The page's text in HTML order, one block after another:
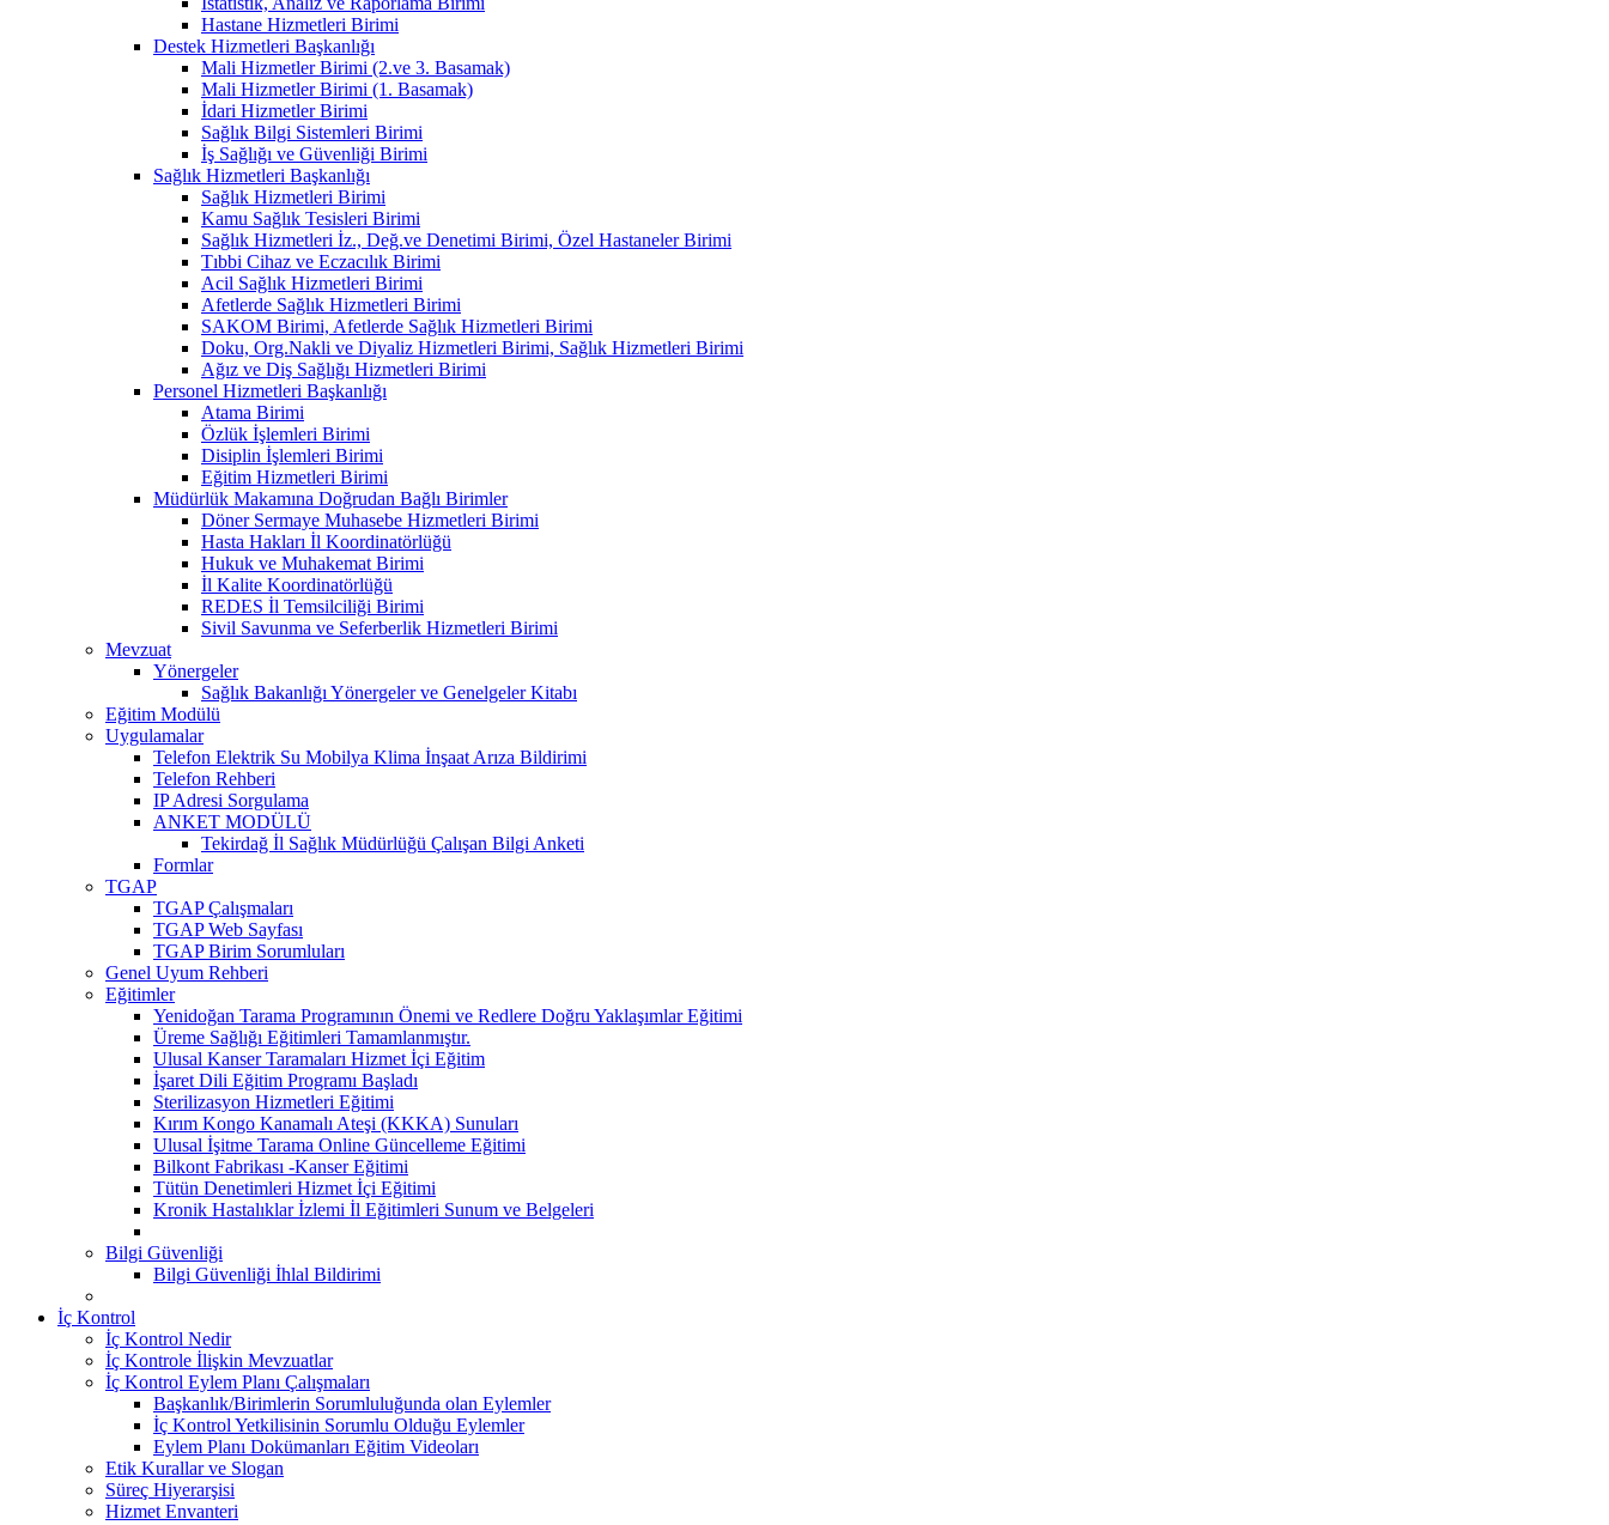
Hastane Hizmetleri Birimi
Destek Hizmetleri Başkanlığı
Mali Hizmetler Birimi (2.ve 3. Basamak)
Mali Hizmetler Birimi (1. Basamak)
İdari Hizmetler Birimi
Sağlık Bilgi Sistemleri Birimi
İş Sağlığı ve Güvenliği Birimi
Sağlık Hizmetleri Başkanlığı
Sağlık Hizmetleri Birimi
Kamu Sağlık Tesisleri Birimi
Sağlık Hizmetleri İz., Değ.ve Denetimi Birimi, Özel Hastaneler Birimi
Tıbbi Cihaz ve Eczacılık Birimi
Acil Sağlık Hizmetleri Birimi
Afetlerde Sağlık Hizmetleri Birimi
SAKOM Birimi, Afetlerde Sağlık Hizmetleri Birimi
Doku, Org.Nakli ve Diyaliz Hizmetleri Birimi, Sağlık Hizmetleri Birimi
Ağız ve Diş Sağlığı Hizmetleri Birimi
Personel Hizmetleri Başkanlığı
Atama Birimi
Özlük İşlemleri Birimi
Disiplin İşlemleri Birimi
Eğitim Hizmetleri Birimi
Müdürlük Makamına Doğrudan Bağlı Birimler
Döner Sermaye Muhasebe Hizmetleri Birimi
Hasta Hakları İl Koordinatörlüğü
Hukuk ve Muhakemat Birimi
İl Kalite Koordinatörlüğü
REDES İl Temsilciliği Birimi
Sivil Savunma ve Seferberlik Hizmetleri Birimi
Mevzuat
Yönergeler
Sağlık Bakanlığı Yönergeler ve Genelgeler Kitabı
Eğitim Modülü
Uygulamalar
Telefon Elektrik Su Mobilya Klima İnşaat Arıza Bildirimi
Telefon Rehberi
IP Adresi Sorgulama
ANKET MODÜLÜ
Tekirdağ İl Sağlık Müdürlüğü Çalışan Bilgi Anketi
Formlar
TGAP
TGAP Çalışmaları
TGAP Web Sayfası
TGAP Birim Sorumluları
Genel Uyum Rehberi
Eğitimler
Yenidoğan Tarama Programının Önemi ve Redlere Doğru Yaklaşımlar Eğitimi
Üreme Sağlığı Eğitimleri Tamamlanmıştır.
Ulusal Kanser Taramaları Hizmet İçi Eğitim
İşaret Dili Eğitim Programı Başladı
Sterilizasyon Hizmetleri Eğitimi
Kırım Kongo Kanamalı Ateşi (KKKA) Sunuları
Ulusal İşitme Tarama Online Güncelleme Eğitimi
Bilkont Fabrikası -Kanser Eğitimi
Tütün Denetimleri Hizmet İçi Eğitimi
Kronik Hastalıklar İzlemi İl Eğitimleri Sunum ve Belgeleri
Bilgi Güvenliği
Bilgi Güvenliği İhlal Bildirimi
İç Kontrol
İç Kontrol Nedir
İç Kontrole İlişkin Mevzuatlar
İç Kontrol Eylem Planı Çalışmaları
Başkanlık/Birimlerin Sorumluluğunda olan Eylemler
İç Kontrol Yetkilisinin Sorumlu Olduğu Eylemler
Eylem Planı Dokümanları Eğitim Videoları
Etik Kurallar ve Slogan
Süreç Hiyerarşisi
Hizmet Envanteri